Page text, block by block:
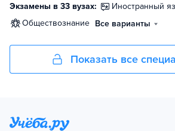
Экзамены в 33 вузах: иностранный
обществознание Все варианты
Показать все